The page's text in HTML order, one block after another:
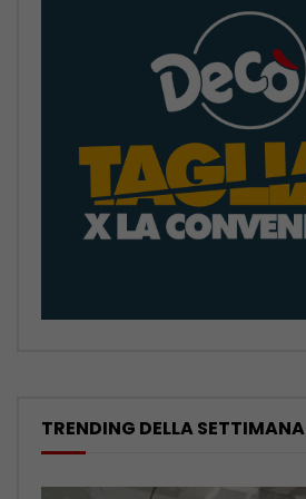
TRENDING DELLA SETTIMANA